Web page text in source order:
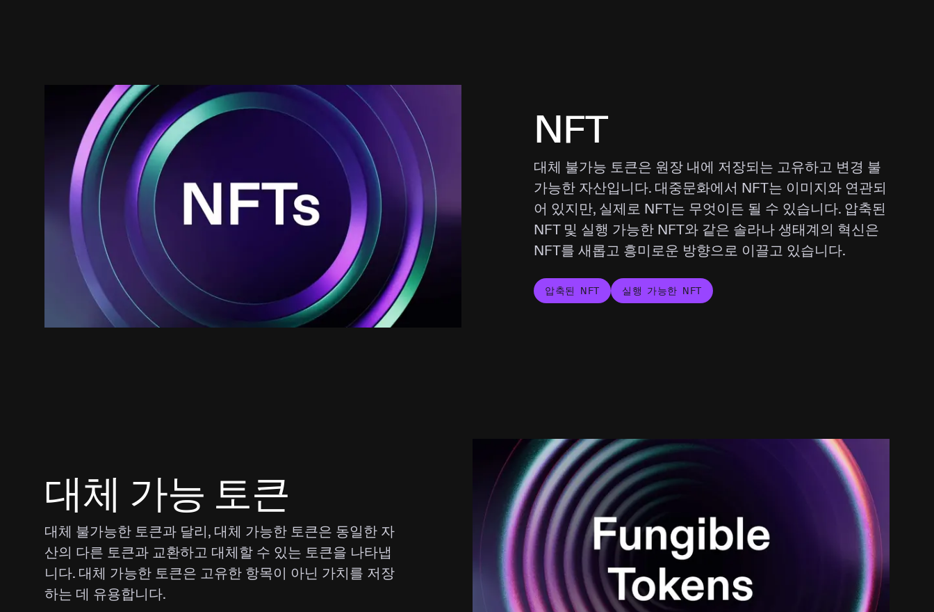
NFT
대체 불가능 토큰은 원장 내에 저장되는 고유하고 변경 불
가능한 자산입니다. 대중문화에서 NFT는 이미지와 연관되
어 있지만, 실제로 NFT는 무엇이든 될 수 있습니다. 압축된
NFT 및 실행 가능한 NFT와 같은 솔라나 생태계의 혁신은
NFT를 새롭고 흥미로운 방향으로 이끌고 있습니다.
압축된 NFT 실행 가능한 NFT
대체 가능 토큰
대체 불가능한 토큰과 달리, 대체 가능한 토큰은 동일한 자
산의 다른 토큰과 교환하고 대체할 수 있는 토큰을 나타냅
니다. 대체 가능한 토큰은 고유한 항목이 아닌 가치를 저장
하는 데 유용합니다.